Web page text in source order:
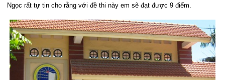
Ngọc rất tự tin cho rằng với đề thi này em sẽ đạt được 9 điểm.